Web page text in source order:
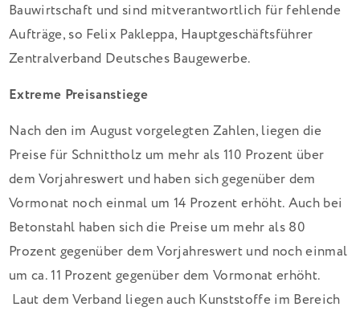
Bauwirtschaft und sind mitverantwortlich für fehlende
Aufträge, so Felix Pakleppa, Hauptgeschäftsführer
Zentralverband Deutsches Baugewerbe.
Extreme Preisanstiege
Nach den im August vorgelegten Zahlen, liegen die
Preise für Schnittholz um mehr als 110 Prozent über
dem Vorjahreswert und haben sich gegenüber dem
Vormonat noch einmal um 14 Prozent erhöht. Auch bei
Betonstahl haben sich die Preise um mehr als 80
Prozent gegenüber dem Vorjahreswert und noch einmal
um ca. 11 Prozent gegenüber dem Vormonat erhöht.
Laut dem Verband liegen auch Kunststoffe im Bereich